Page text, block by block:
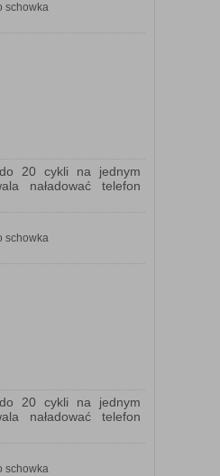
schowka
20 cykli na jednym
naładować telefon
schowka
20 cykli na jednym
naładować telefon
schowka